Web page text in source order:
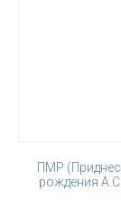
ПМР
рождения